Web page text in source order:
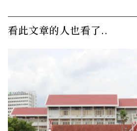
看此文章的人也看了..